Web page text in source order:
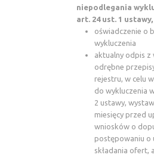
niepodlegania
art. 24 ust. 1
oświadczenie o
wykluczenia
aktualny odpis z
odrębne
rejestru, w celu
do wykluczenia
2 ustawy,
miesięcy przed
wniosków o
postępowaniu o
składania ofert,